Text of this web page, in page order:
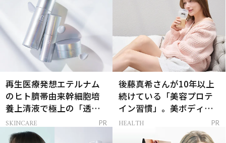
再生医療発想エテルナム
のヒト臍帯由来幹細胞培
養上清液で極上の「透明
感ハリ肌」へ
SKINCARE PR
後藤真希さんが10年以上
続けている「美容プロテ
イン習慣」。美ボディを
支える朝ルーティンと
HEALTH PR